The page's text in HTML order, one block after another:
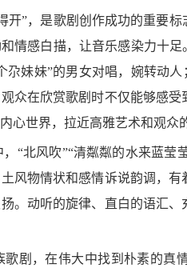
开”，是歌剧创作成功的重要
情感白描，让音乐感染力十
尕妹妹”的男女对唱，婉转动
众在欣赏歌剧时不仅能够感
心世界，拉近高雅艺术和观众
“北风吹”“清粼粼的水来蓝莹
风物情状和感情诉说韵调，
。动听的旋律、直白的语汇
歌剧，在伟大中找到朴素的真
“抢不到”的文创
北京：“非遗+旅